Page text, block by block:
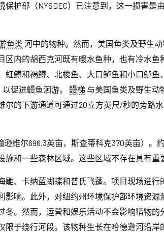
护部（NYSDEC）已注意到，这一损害
鱼类 河中的物种。然而，美国鱼类及野生
内的胡西克河既有暖水鱼种，也有冷水
鳟和褐鳟、北梭鱼、大口鲈鱼和小口鲈
促进鳗鱼洄游。 鳗梯与美国鱼类及野生动
的下游通道可通过20立方英尺/秒的旁路
维尔696.3英亩，斯查蒂科克370英亩）
和一些森林区域。这些区域不存在具有重
、卡纳蓝蝴蝶和普氏飞蓬。项目现场进
影响。此外，对纽约州环境保护部环境资
。然而，运营和娱乐活动不会影响猎物
于绕行河段。该物种生长在哈德逊河沿